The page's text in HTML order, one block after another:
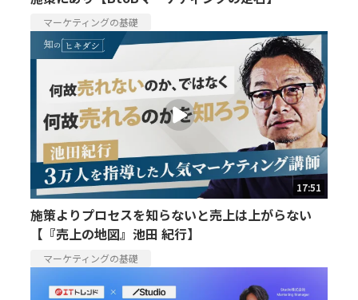
マーケティングの基礎
17:51
施策よりプロセスを知らないと売上は上がらない
【『売上の地図』池田 紀行】
マーケティングの基礎